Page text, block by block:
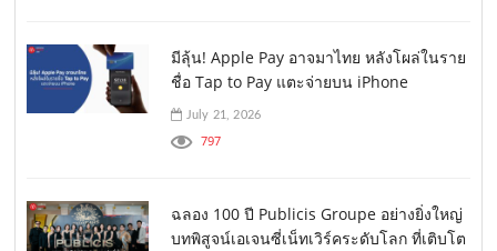
มีลุ้น! Apple Pay อาจมาไทย หลังโผล่ในราย
ชื่อ Tap to Pay แตะจ่ายบน iPhone
July 21, 2026
797
ฉลอง 100 ปี Publicis Groupe อย่างยิ่งใหญ่
บทพิสูจน์เอเจนซี่เน็ทเวิร์คระดับโลก ที่เติบโต